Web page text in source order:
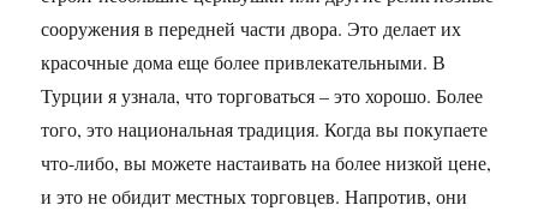
сооружения в передней части двора. Это делает их
красочные дома еще более привлекательными. В
Турции я узнала, что торговаться – это хорошо. Более
того, это национальная традиция. Когда вы покупаете
что-либо, вы можете настаивать на более низкой цене,
и это не обидит местных торговцев. Напротив, они